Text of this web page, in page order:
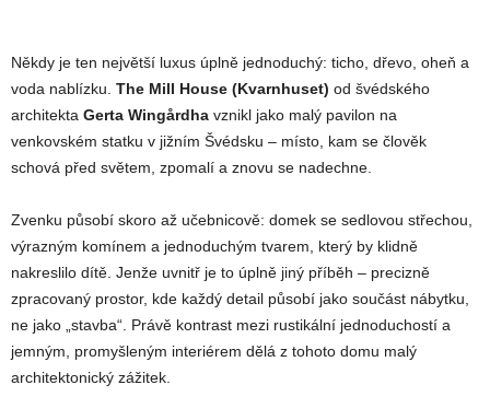
Někdy je ten největší luxus úplně jednoduchý: ticho, dřevo, oheň a
voda nablízku. The Mill House (Kvarnhuset) od švédského
architekta Gerta Wingårdha vznikl jako malý pavilon na
venkovském statku v jižním Švédsku – místo, kam se člověk
schová před světem, zpomalí a znovu se nadechne.
Zvenku působí skoro až učebnicově: domek se sedlovou střechou,
výrazným komínem a jednoduchým tvarem, který by klidně
nakreslilo dítě. Jenže uvnitř je to úplně jiný příběh – precizně
zpracovaný prostor, kde každý detail působí jako součást nábytku,
ne jako „stavba“. Právě kontrast mezi rustikální jednoduchostí a
jemným, promyšleným interiérem dělá z tohoto domu malý
architektonický zážitek.